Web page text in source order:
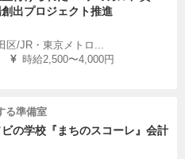
出プロジェクト推進
/JR・東京メトロ...
時給2,500〜4,000円
る準備室
の学校『まちのスコーレ』会計